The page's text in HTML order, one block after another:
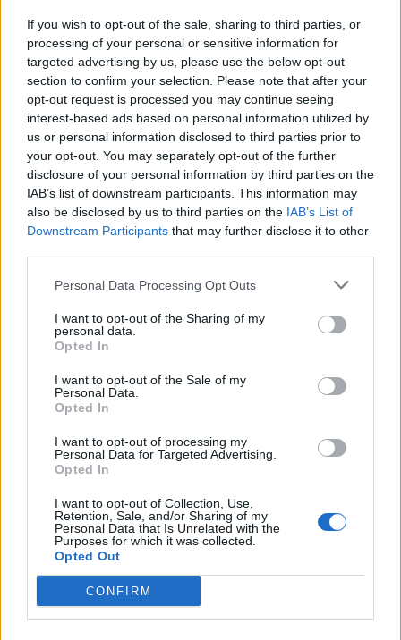
If you wish to opt-out of the sale, sharing to third parties, or
processing of your personal or sensitive information for
targeted advertising by us, please use the below opt-out
section to confirm your selection. Please note that after your
opt-out request is processed you may continue seeing
interest-based ads based on personal information utilized by
us or personal information disclosed to third parties prior to
your opt-out. You may separately opt-out of the further
disclosure of your personal information by third parties on the
IAB’s list of downstream participants. This information may
also be disclosed by us to third parties on the IAB’s List of
Downstream Participants that may further disclose it to other
Personal Data Processing Opt Outs
I want to opt-out of the Sharing of my
personal data.
Opted In
I want to opt-out of the Sale of my
Personal Data.
Opted In
I want to opt-out of processing my
Personal Data for Targeted Advertising.
Opted In
I want to opt-out of Collection, Use,
Retention, Sale, and/or Sharing of my
Personal Data that Is Unrelated with the
Purposes for which it was collected.
Opted Out
CONFIRM
Super sfida del sabato sera Le
magnifiche sette di Giusti
contro Julia Roberts
20/09/2009
Julia Roberts tra i fan "Mangia,
DUPLICITY, di Tony Gilroy, con
Giamatti, Tom Wilkinson, Stati
Uniti, 2008. La Guerra Fredda è
finita, ma le spie restano.
12/04/2009
Julia Franck si racconta in un
best seller
29/12/2008